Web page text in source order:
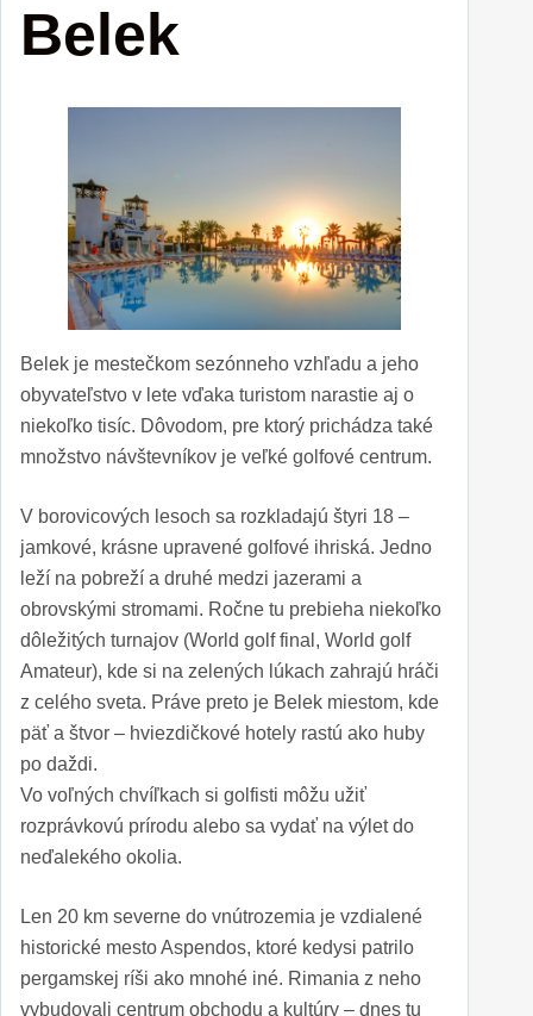
Belek
Belek je mestečkom sezónneho vzhľadu a jeho
obyvateľstvo v lete vďaka turistom narastie aj o
niekoľko tisíc. Dôvodom, pre ktorý prichádza také
množstvo návštevníkov je veľké golfové centrum.
V borovicových lesoch sa rozkladajú štyri 18 –
jamkové, krásne upravené golfové ihriská. Jedno
leží na pobreží a druhé medzi jazerami a
obrovskými stromami. Ročne tu prebieha niekoľko
dôležitých turnajov (World golf final, World golf
Amateur), kde si na zelených lúkach zahrajú hráči
z celého sveta. Práve preto je Belek miestom, kde
päť a štvor – hviezdičkové hotely rastú ako huby
po daždi.
Vo voľných chvíľkach si golfisti môžu užiť
rozprávkovú prírodu alebo sa vydať na výlet do
neďalekého okolia.
Len 20 km severne do vnútrozemia je vzdialené
historické mesto Aspendos, ktoré kedysi patrilo
pergamskej ríši ako mnohé iné. Rimania z neho
vybudovali centrum obchodu a kultúry – dnes tu